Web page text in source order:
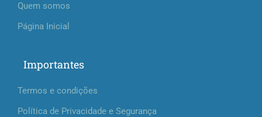
Quem somos
Página Inicial
Importantes
Termos e condições
Política de Privacidade e Segurança